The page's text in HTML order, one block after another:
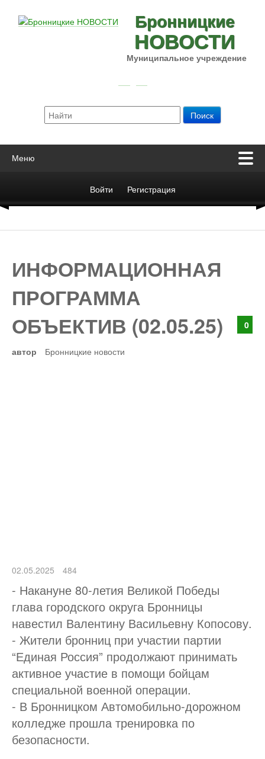
Бронницкие
НОВОСТИ
Муниципальное учреждение
Меню
Войти Регистрация
ИНФОРМАЦИОННАЯ
ПРОГРАММА
ОБЪЕКТИВ (02.05.25)
0
автор Бронницкие новости
02.05.2025 484
- Накануне 80-летия Великой Победы
глава городского округа Бронницы
навестил Валентину Васильевну Копосову.
- Жители бронниц при участии партии
“Единая Россия” продолжают принимать
активное участие в помощи бойцам
специальной военной операции.
- В Бронницком Автомобильно-дорожном
колледже прошла тренировка по
безопасности.